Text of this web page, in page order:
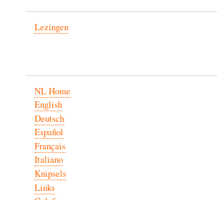
Lezingen
NL Home
English
Deutsch
Español
Français
Italiano
Knipsels
Links